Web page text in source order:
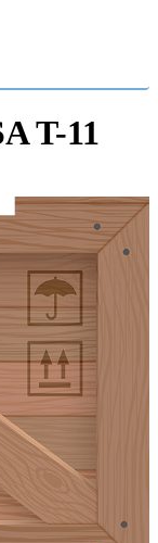
T-11